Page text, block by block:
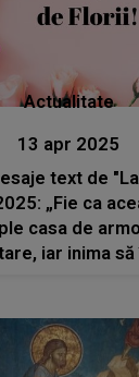
Actualitate
13 apr 2025
text de
„Fie ca
casa de
iar inima să